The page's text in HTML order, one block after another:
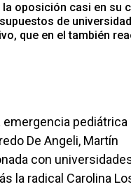
oposición casi en
de
que en el también
pediátrica
De Angeli, Martín
con
la radical Carolina